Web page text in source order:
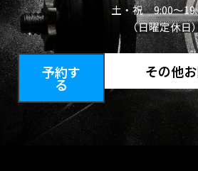
土・祝 9:00～
（日曜定休日
予約す
る
その他